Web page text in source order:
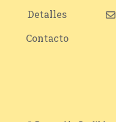
Detalles
Contacto